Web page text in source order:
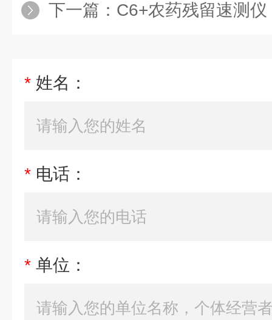
下一篇： C6+农药残留速测仪
* 姓名：
* 电话：
* 单位：